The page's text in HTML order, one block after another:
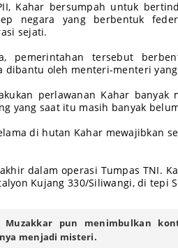
Kahar bersumpah untuk
negara yang berbentuk
sejati.
pemerintahan tersebut
dibantu oleh menteri-menteri
perlawanan Kahar banyak
yang saat itu masih banyak
di hutan Kahar mewajibkan
dalam operasi Tumpas TNI.
Kujang 330/Siliwangi, di tepi
Muzakkar pun menimbulkan
menjadi misteri.